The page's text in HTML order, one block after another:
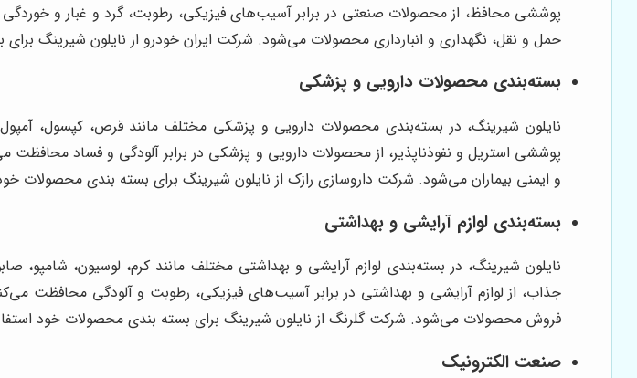
پوششی محافظ، از محصولات صنعتی در برابر آسیب‌های فیزیکی، رطوبت، گرد و غبار و
حمل و نقل، نگهداری و انبارداری محصولات می‌شود. شرکت ایران خودرو از نایلون شیرینگ
بسته‌بندی محصولات دارویی و پزشکی
نایلون شیرینگ، در بسته‌بندی محصولات دارویی و پزشکی مختلف مانند قرص، کپسول،
پوششی استریل و نفوذناپذیر، از محصولات دارویی و پزشکی در برابر آلودگی و فساد
و ایمنی بیماران می‌شود. شرکت داروسازی رازک از نایلون شیرینگ برای بسته بندی محصولات
بسته‌بندی لوازم آرایشی و بهداشتی
نایلون شیرینگ، در بسته‌بندی لوازم آرایشی و بهداشتی مختلف مانند کرم، لوسیون، شامپو،
جذاب، از لوازم آرایشی و بهداشتی در برابر آسیب‌های فیزیکی، رطوبت و آلودگی محافظت
فروش محصولات می‌شود. شرکت گلرنگ از نایلون شیرینگ برای بسته بندی محصولات خود
صنعت الکترونیک